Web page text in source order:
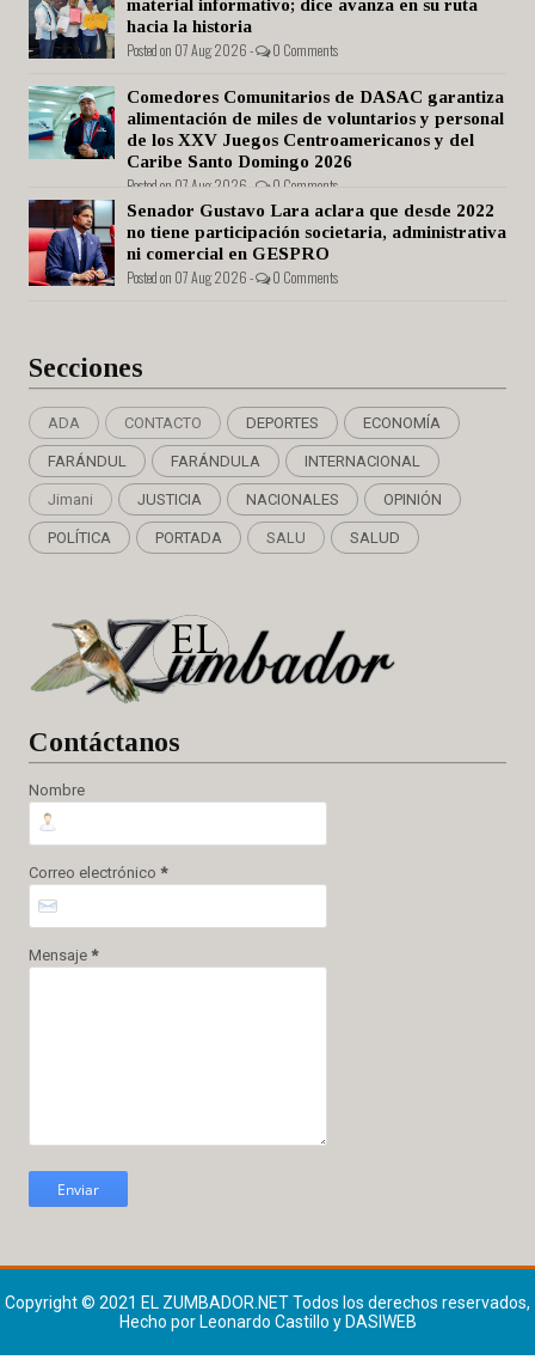
material informativo; dice avanza en su ruta
hacia la historia
Posted on 07 Aug 2026 - 0 Comments
Comedores Comunitarios de DASAC garantiza
alimentación de miles de voluntarios y personal
de los XXV Juegos Centroamericanos y del
Caribe Santo Domingo 2026
Posted on 07 Aug 2026 - 0 Comments
Senador Gustavo Lara aclara que desde 2022
no tiene participación societaria, administrativa
ni comercial en GESPRO
Posted on 07 Aug 2026 - 0 Comments
Secciones
ADA CONTACTO DEPORTES ECONOMÍA
FARÁNDUL FARÁNDULA INTERNACIONAL
Jimani JUSTICIA NACIONALES OPINIÓN
POLÍTICA PORTADA SALU SALUD
Contáctanos
Nombre
Correo electrónico *
Mensaje *
Copyright © 2021 EL ZUMBADOR.NETTodos los derechos reservados,
Hecho por Leonardo Castillo y DASIWEB